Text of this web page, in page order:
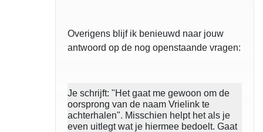
Overigens blijf ik benieuwd naar jouw
antwoord op de nog openstaande vragen:
Je schrijft: "Het gaat me gewoon om de
oorsprong van de naam Vrielink te
achterhalen". Misschien helpt het als je
even uitlegt wat je hiermee bedoelt. Gaat